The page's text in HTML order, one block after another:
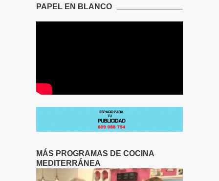
PAPEL EN BLANCO
MÁS PROGRAMAS DE COCINA
MEDITERRÁNEA